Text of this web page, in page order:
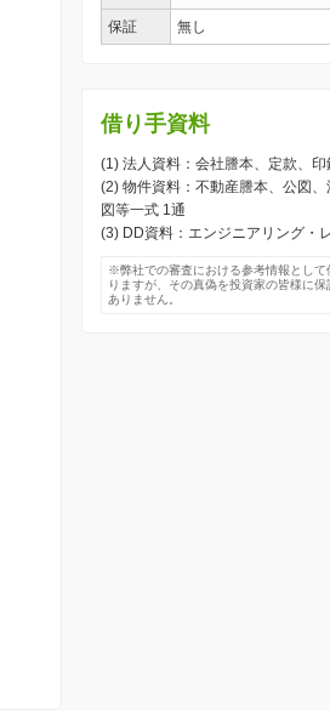
保証 無し
借り手資料
(1) 法人資料：会社謄本、定款、印
(2) 物件資料：不動産謄本、公図、
図等一式 1通
(3) DD資料：エンジニアリング・
※弊社での審査における参考情報として
りますが、その真偽を投資家の皆様に保
ありません。